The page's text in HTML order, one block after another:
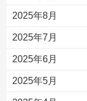
2025年8月
2025年7月
2025年6月
2025年5月